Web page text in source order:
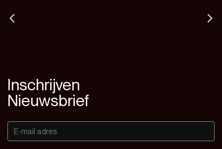
Inschrijven
Nieuwsbrief